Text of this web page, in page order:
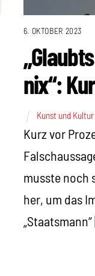
6. OKTOBER 2023
nix“:
Kunst und Kultur,
Kurz vor
musste noch
her, um das